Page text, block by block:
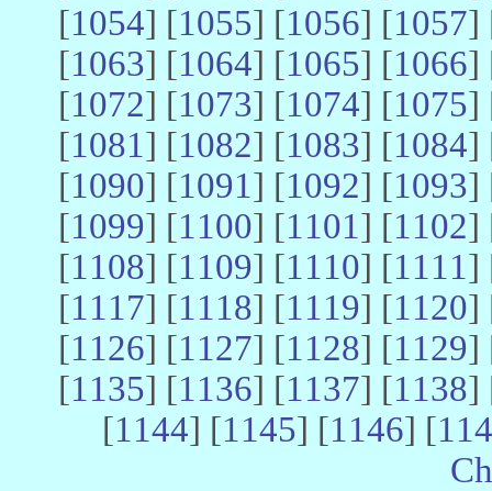
[1054] [1055] [1056] [1057]
[1063] [1064] [1065] [1066]
[1072] [1073] [1074] [1075]
[1081] [1082] [1083] [1084]
[1090] [1091] [1092] [1093]
[1099] [1100] [1101] [1102]
[1108] [1109] [1110] [1111]
[1117] [1118] [1119] [1120]
[1126] [1127] [1128] [1129]
[1135] [1136] [1137] [1138]
[1144] [1145] [1146] [